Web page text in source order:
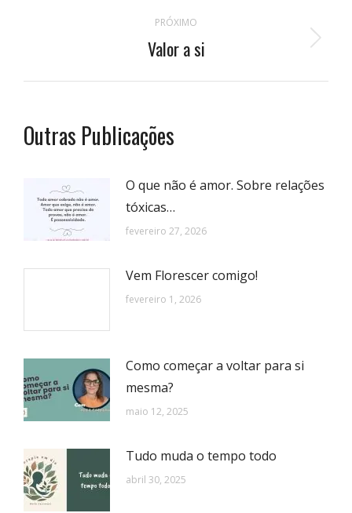
PRÓXIMO
Próximo
Valor a si
Outras Publicações
O que não é amor. Sobre relações
tóxicas…
fevereiro 27, 2026
Vem Florescer comigo!
fevereiro 1, 2026
Como começar a voltar para si
mesma?
maio 12, 2025
Tudo muda o tempo todo
abril 30, 2025